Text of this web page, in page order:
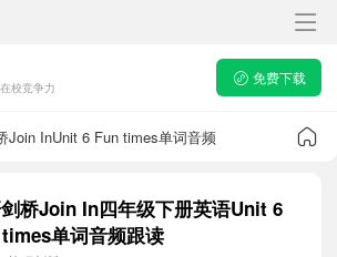
校竞争力
免费下载
Join InUnit 6 Fun times单词音频
桥Join In四年级下册英语Unit 6
单词音频跟读